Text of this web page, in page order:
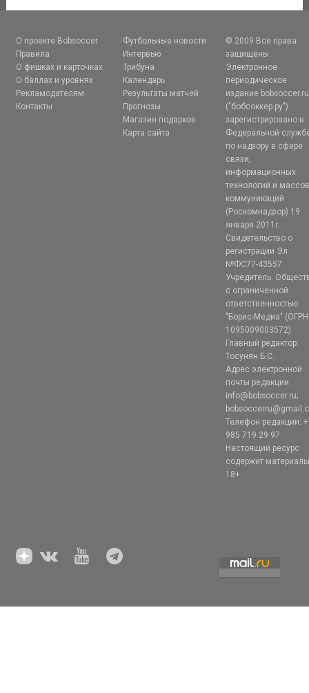
О проекте Bobsoccer
Правила
О фишках и карточках
О баллах и уровнях
Рекламодателям
Контакты
Футбольные новости
Интервью
Трибуна
Календарь
Результаты матчей
Прогнозы
Магазин подарков
Карта сайта
© 2009 Все права
защищены.
Электронное
периодическое
издание bobsoccer.ru
("бобсоккер.ру")
зарегистрировано в
Федеральной
по надзору в сфере
связи,
информационных
технологий и
коммуникаций
(Роскомнадзор) 19
января 2011г.
Свидетельство о
регистрации Эл
№ФС77-43557.
Учредитель:
с ограниченной
ответственностью
"Борис-Медиа" (ОГРН
1095009003572)
Главный редактор:
Тосунян Б.С.
Адрес электронной
почты редакции:
info@bobsoccer.ru;
Телефон редакции:
985 719 29 97
Настоящий ресурс
содержит
18+